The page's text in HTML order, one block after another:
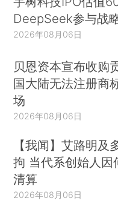
DeepSeek参与战
2026年08月06日
贝恩资本宣布收购
国大陆无法注册商
场
2026年08月06日
【我闻】艾路明及
拘 当代系创始人因
清算
2026年08月06日